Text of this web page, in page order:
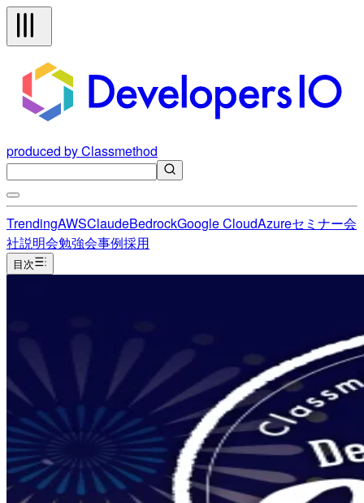
produced by Classmethod
TrendingAWSClaudeBedrockGoogle CloudAzureセミナー会
社説明会勉強会事例採用
目次